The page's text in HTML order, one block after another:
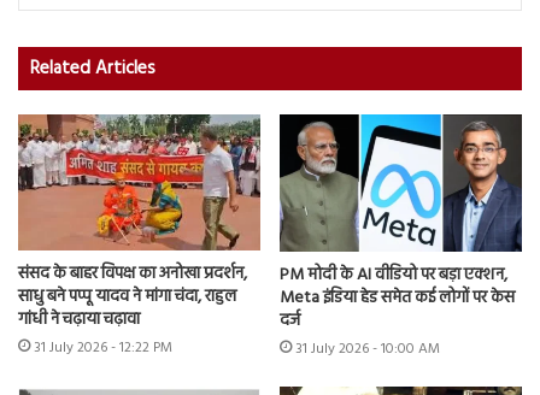
Related Articles
संसद के बाहर विपक्ष का अनोखा प्रदर्शन,
साधु बने पप्पू यादव ने मांगा चंदा, राहुल
गांधी ने चढ़ाया चढ़ावा
31 July 2026 - 12:22 PM
PM मोदी के AI वीडियो पर बड़ा एक्शन,
Meta इंडिया हेड समेत कई लोगों पर केस
दर्ज
31 July 2026 - 10:00 AM